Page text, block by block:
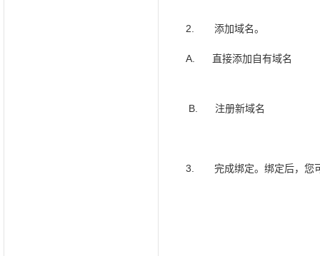
2. 添加域名。
A. 直接添加自有域名
B. 注册新域名
3. 完成绑定。绑定后，您